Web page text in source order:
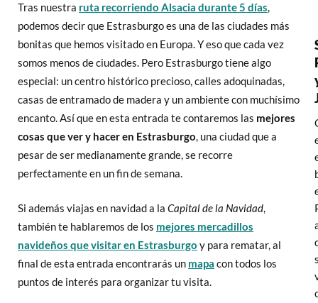
Tras nuestra ruta recorriendo Alsacia durante 5 días,
podemos decir que Estrasburgo es una de las ciudades más
bonitas que hemos visitado en Europa. Y eso que cada vez
somos menos de ciudades. Pero Estrasburgo tiene algo
especial: un centro histórico precioso, calles adoquinadas,
casas de entramado de madera y un ambiente con muchísimo
encanto. Así que en esta entrada te contaremos las mejores
cosas que ver y hacer en Estrasburgo, una ciudad que a
pesar de ser medianamente grande, se recorre
perfectamente en un fin de semana.
Si además viajas en navidad a la Capital de la Navidad,
también te hablaremos de los mejores mercadillos
navideños que visitar en Estrasburgo y para rematar, al
final de esta entrada encontrarás un mapa con todos los
puntos de interés para organizar tu visita.